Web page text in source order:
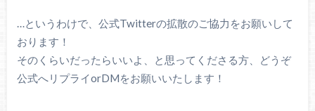
…というわけで、公式Twitterの拡散のご協力をお願いして
おります！
そのくらいだったらいいよ、と思ってくださる方、どうぞ
公式へリプライorDMをお願いいたします！